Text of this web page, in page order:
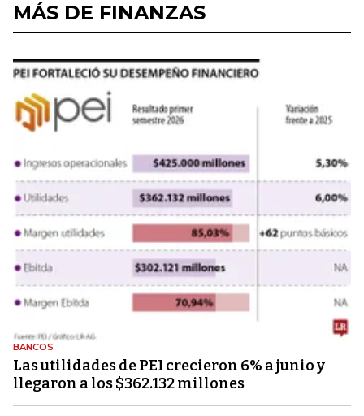
MÁS DE FINANZAS
BANCOS
Las utilidades de PEI crecieron 6% a junio y
llegaron a los $362.132 millones